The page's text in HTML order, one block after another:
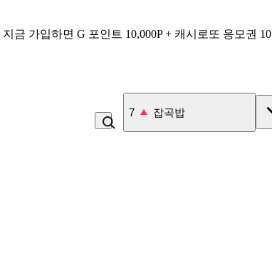
지금 가입하면 G 포인트 10,000P + 캐시로또 응모권
8 비_플레인 플레인